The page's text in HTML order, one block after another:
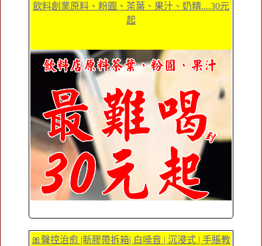
飲料創業原料、粉圓、茶葉、果汁、奶精....30元
起
🎀聲控治愈 |新膠帶拆箱| 白噪音 | 沉浸式 | 手賬教